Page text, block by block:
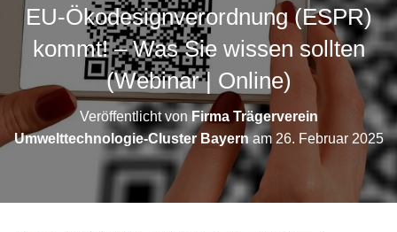
T
I
O
N
U
S
C
H
A
L
EU-Ökodesignverordnung (ESPR)
kommt! – Was Sie wissen sollten
(Webinar | Online)
Veröffentlicht von Firma Trägerverein
Umwelttechnologie-Cluster Bayernam 26. Februar 2025